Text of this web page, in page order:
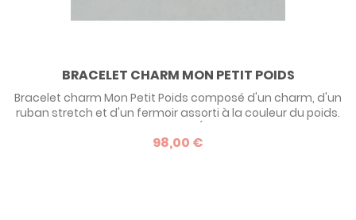
BRACELET CHARM MON PETIT POIDS
Bracelet charm Mon Petit Poids composé d'un charm, d'un
ruban stretch et d'un fermoir assorti à la couleur du poids.
Disponible dans les 3 métaux (plaqué argent rhodié,
plaqué or jaune, plaqué or rose) et dans 23 couleurs de
98,00 €